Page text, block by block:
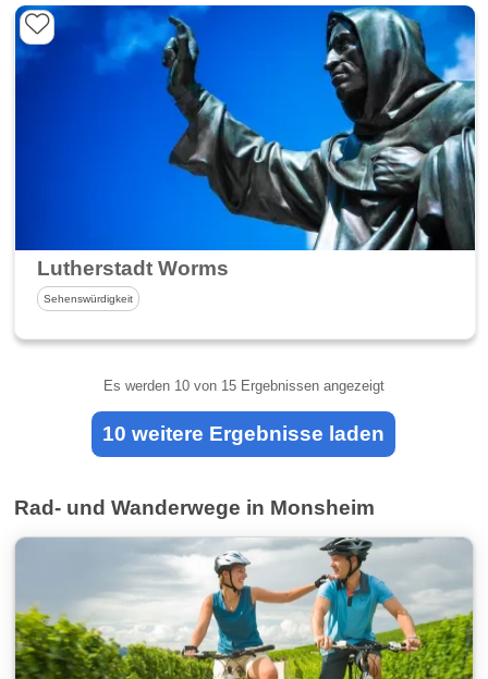
Lutherstadt Worms
Sehenswürdigkeit
Es werden 10von 15 Ergebnissen angezeigt
10 weitere Ergebnisse laden
Rad- und Wanderwege in Monsheim